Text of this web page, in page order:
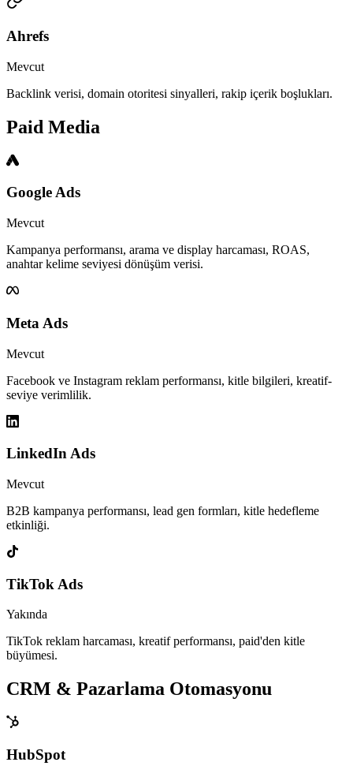
Ahrefs
Mevcut
Backlink verisi, domain otoritesi sinyalleri, rakip içerik boşlukları.
Paid Media
Google Ads
Mevcut
Kampanya performansı, arama ve display harcaması, ROAS,
anahtar kelime seviyesi dönüşüm verisi.
Meta Ads
Mevcut
Facebook ve Instagram reklam performansı, kitle bilgileri, kreatif-
seviye verimlilik.
LinkedIn Ads
Mevcut
B2B kampanya performansı, lead gen formları, kitle hedefleme
etkinliği.
TikTok Ads
Yakında
TikTok reklam harcaması, kreatif performansı, paid'den kitle
büyümesi.
CRM & Pazarlama Otomasyonu
HubSpot